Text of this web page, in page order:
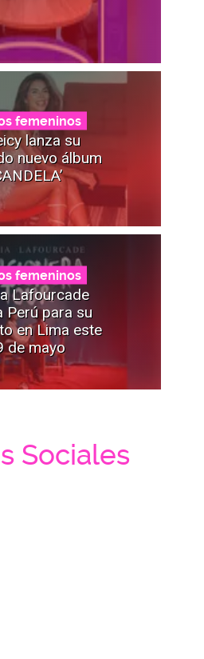
femeninos
lanza su
nuevo álbum
femeninos
Lafourcade
Perú para su
en Lima este
de mayo
Sociales